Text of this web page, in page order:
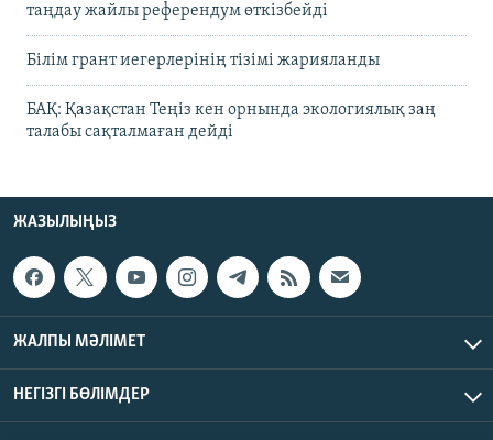
таңдау жайлы референдум өткізбейді
Білім грант иегерлерінің тізімі жарияланды
БАҚ: Қазақстан Теңіз кен орнында экологиялық заң
талабы сақталмаған дейді
ЖАЗЫЛЫҢЫЗ
ЖАЛПЫ МӘЛІМЕТ
НЕГІЗГІ БӨЛІМДЕР